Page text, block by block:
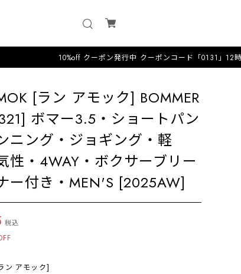
10%off クーポン発行中 クーポンコード「0131」12時までのオー
[ラン アモック] BOMMER
ボマー3.5・ショートパン
ニング・ジョギング・軽
性・4WAY・ボクサーブリー
ー付き・MEN'S [2025AW]
税込
ン アモック]